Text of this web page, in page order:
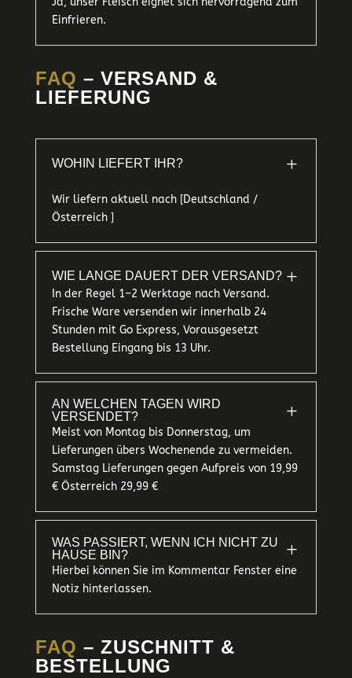
Einfrieren.
FAQ – VERSAND &
LIEFERUNG
WOHIN LIEFERT IHR? L
Wir liefern aktuell nach [Deutschland /
Österreich ]
WIE LANGE DAUERT DER VERSAND? L
In der Regel 1–2 Werktage nach Versand.
Frische Ware versenden wir innerhalb 24
Stunden mit Go Express, Vorausgesetzt
Bestellung Eingang bis 13 Uhr.
AN WELCHEN TAGEN WIRD
VERSENDET?
L
Meist von Montag bis Donnerstag, um
Lieferungen übers Wochenende zu vermeiden.
Samstag Lieferungen gegen Aufpreis von 19,99
€ Österreich 29,99 €
WAS PASSIERT, WENN ICH NICHT ZU
HAUSE BIN?
L
Hierbei können Sie im Kommentar Fenster eine
Notiz hinterlassen.
FAQ – ZUSCHNITT &
BESTELLUNG